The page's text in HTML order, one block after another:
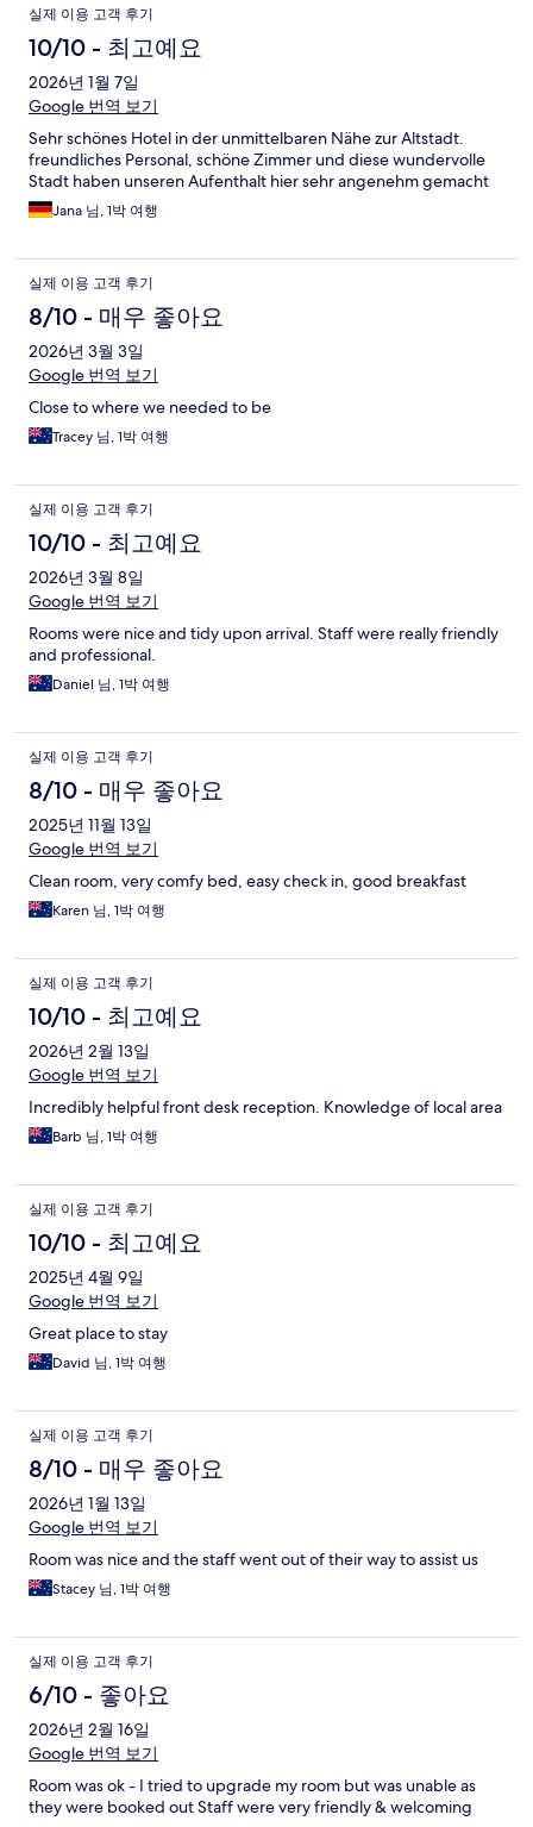
실제 이용 고객 후기
10/10 - 최고예요
2026년 1월 7일
Google 번역 보기
Sehr schönes Hotel in der unmittelbaren Nähe zur Altstadt.
freundliches Personal, schöne Zimmer und diese wundervolle
Stadt haben unseren Aufenthalt hier sehr angenehm gemacht
Jana 님, 1박 여행
실제 이용 고객 후기
8/10 - 매우 좋아요
2026년 3월 3일
Google 번역 보기
Close to where we needed to be
Tracey 님, 1박 여행
실제 이용 고객 후기
10/10 - 최고예요
2026년 3월 8일
Google 번역 보기
Rooms were nice and tidy upon arrival. Staff were really friendly
and professional.
Daniel 님, 1박 여행
실제 이용 고객 후기
8/10 - 매우 좋아요
2025년 11월 13일
Google 번역 보기
Clean room, very comfy bed, easy check in, good breakfast
Karen 님, 1박 여행
실제 이용 고객 후기
10/10 - 최고예요
2026년 2월 13일
Google 번역 보기
Incredibly helpful front desk reception. Knowledge of local area
Barb 님, 1박 여행
실제 이용 고객 후기
10/10 - 최고예요
2025년 4월 9일
Google 번역 보기
Great place to stay
David 님, 1박 여행
실제 이용 고객 후기
8/10 - 매우 좋아요
2026년 1월 13일
Google 번역 보기
Room was nice and the staff went out of their way to assist us
Stacey 님, 1박 여행
실제 이용 고객 후기
6/10 - 좋아요
2026년 2월 16일
Google 번역 보기
Room was ok - I tried to upgrade my room but was unable as
they were booked out Staff were very friendly & welcoming